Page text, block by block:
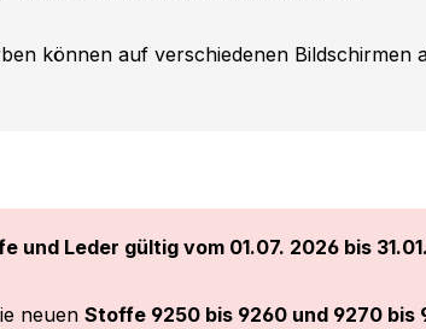
können auf verschiedenen Bildschirmen
und Leder gültig vom 01.07. 2026 bis
neuen Stoffe 9250 bis 9260 und 9270 bis